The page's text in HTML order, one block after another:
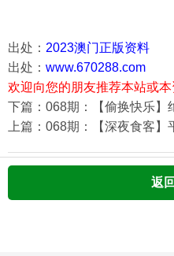
出处： 2023澳门正版资料
出处： www.670288.com
欢迎向您的朋友推荐本站或本
下篇：068期：【偷换快乐】
上篇：068期：【深夜食客】
返